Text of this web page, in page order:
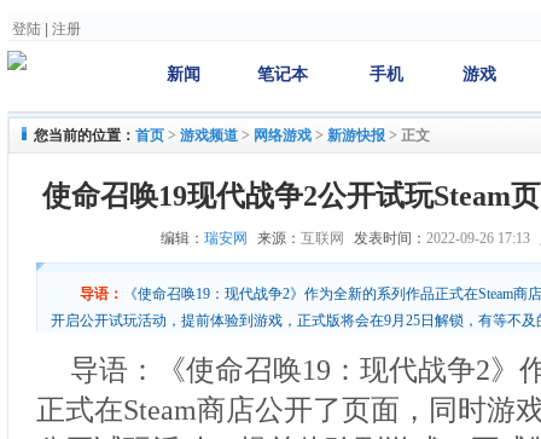
登陆 注册
新闻 笔记本 手机 游戏
您当前的位置： 首页 > 游戏频道 > 网络游戏 > 新游快报 > 正文
使命召唤19现代战争2公开试玩Steam
编辑： 瑞安网 来源： 互联网 发表时间： 2022-09-26 17:13
导语：
《使命召唤19：现代战争2》作为全新的系列作品正式在Steam
开启公开试玩活动，提前体验到游戏，正式版将会在9月25日解锁，有等不
导语：《使命召唤19：现代战争2》
正式在Steam商店公开了页面，同时游